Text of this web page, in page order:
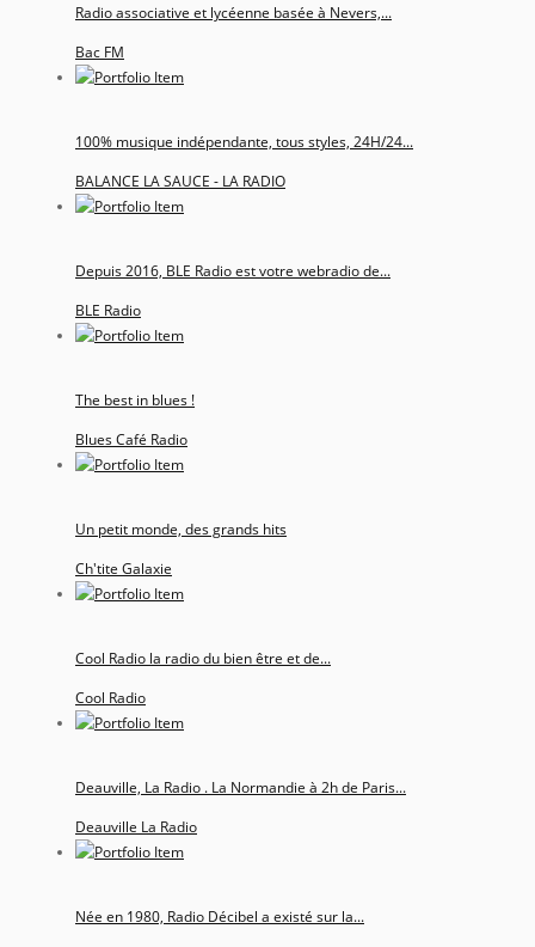
Radio associative et lycéenne basée à Nevers,...
Bac FM
100% musique indépendante, tous styles, 24H/24...
BALANCE LA SAUCE - LA RADIO
Depuis 2016, BLE Radio est votre webradio de...
BLE Radio
The best in blues !
Blues Café Radio
Un petit monde, des grands hits
Ch'tite Galaxie
Cool Radio la radio du bien être et de...
Cool Radio
Deauville, La Radio . La Normandie à 2h de Paris...
Deauville La Radio
Née en 1980, Radio Décibel a existé sur la...